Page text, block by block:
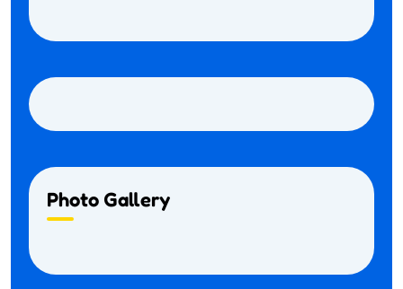
Photo Gallery